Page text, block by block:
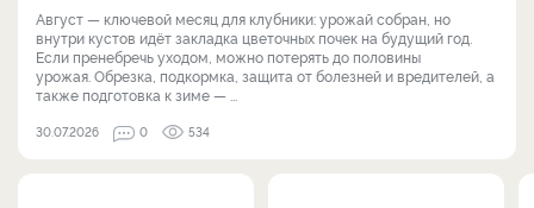
Август — ключевой месяц для клубники: урожай собран, но
внутри кустов идёт закладка цветочных почек на будущий год.
Если пренебречь уходом, можно потерять до половины
урожая. Обрезка, подкормка, защита от болезней и вредителей, а
также подготовка к зиме — ...
30.07.2026 0 534